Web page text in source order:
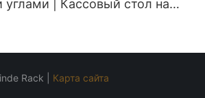
углами | Кассовый стол на
Rack | Карта сайта